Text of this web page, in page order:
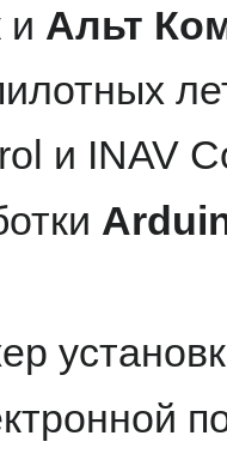
и Альт
и INAV